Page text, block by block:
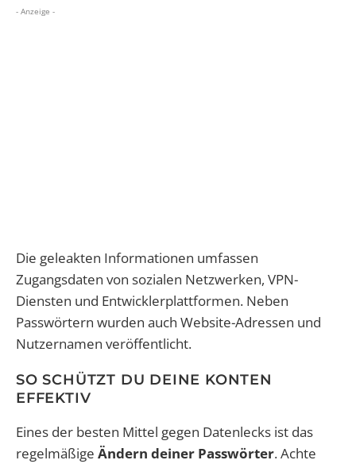
- Anzeige -
Die geleakten Informationen umfassen
Zugangsdaten von sozialen Netzwerken, VPN-
Diensten und Entwicklerplattformen. Neben
Passwörtern wurden auch Website-Adressen und
Nutzernamen veröffentlicht.
SO SCHÜTZT DU DEINE KONTEN
EFFEKTIV
Eines der besten Mittel gegen Datenlecks ist das
regelmäßige Ändern deiner Passwörter. Achte